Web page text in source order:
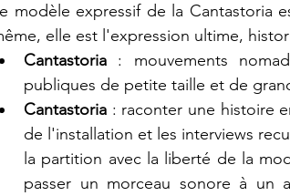
modèle expressif de la Cantastoria
elle est l'expression ultime,
Cantastoria : mouvements
publiques de petite taille et de
Cantastoria : raconter une histoire
de l'installation et les interviews
la partition avec la liberté de la
passer un morceau sonore à